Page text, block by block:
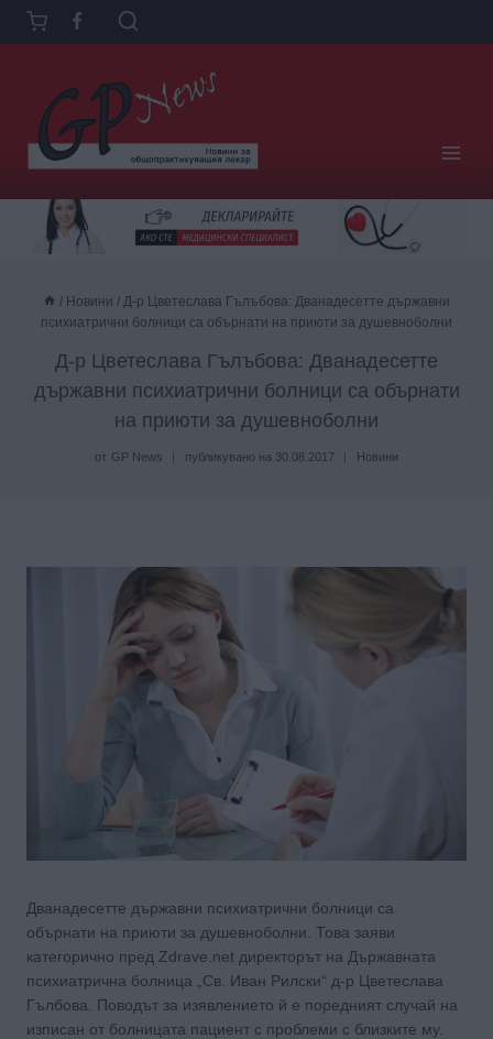
Към
съдържанието
/ Новини / Д-р Цветеслава Гълъбова‎: Дванадесетте държавни
психиатрични болници са обърнати на приюти за душевноболни
Д-р Цветеслава Гълъбова‎: Дванадесетте
държавни психиатрични болници са обърнати
на приюти за душевноболни
от GP News публикувано на 30.08.2017 Новини
Дванадесетте държавни психиатрични болници са
обърнати на приюти за душевноболни. Това заяви
категорично пред Zdrave.net директорът на Държавната
психиатрична болница „Св. Иван Рилски“ д-р Цветеслава
Гълбова. Поводът за изявлението й е поредният случай на
изписан от болницата пациент с проблеми с близките му.